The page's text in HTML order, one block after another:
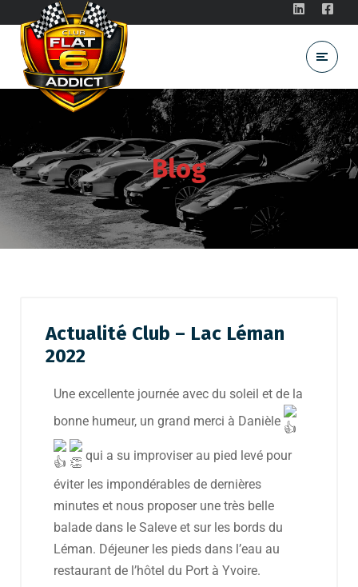
Blog
Actualité Club – Lac Léman
2022
Une excellente journée avec du soleil et de la
bonne humeur, un grand merci à Danièle
qui a su improviser au pied levé pour
éviter les impondérables de dernières
minutes et nous proposer une très belle
balade dans le Saleve et sur les bords du
Léman. Déjeuner les pieds dans l’eau au
restaurant de l’hôtel du Port à Yvoire.